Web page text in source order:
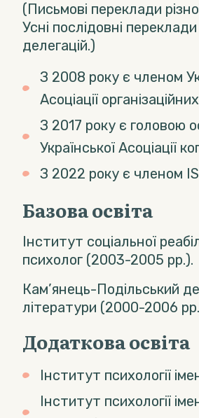
(Письмові переклади
Усні послідовні
делегацій.)
З 2008 року є членом
Асоціації
З 2017 року є головою
Української Асоціації
З 2022 року є членом
Базова освіта
Інститут соціальної
психолог (2003-2005 рр.).
Кам’янець-Подільський
літератури (2000-2006
Додаткова освіта
Інститут психології
Інститут психології